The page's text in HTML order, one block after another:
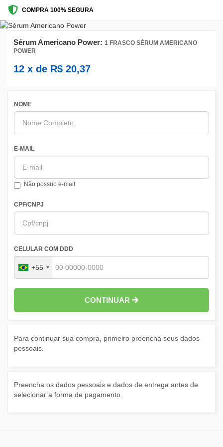
COMPRA 100% SEGURA
Sérum Americano Power: 1 FRASCO SÉRUM AMERICANO
POWER
12 x de R$ 20,37
NOME
E-MAIL
Não possuo e-mail
CPF/CNPJ
CELULAR COM DDD
+55
CONTINUAR
Para continuar sua compra, primeiro preencha seus dados
pessoais.
Preencha os dados pessoais e dados de entrega antes de
selecionar a forma de pagamento.